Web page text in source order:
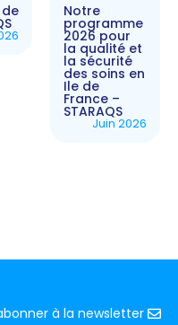
Notre
programme
2026 pour
la qualité et
la sécurité
des soins en
Ile de
France –
STARAQS
Juin 2026
à la newsletter